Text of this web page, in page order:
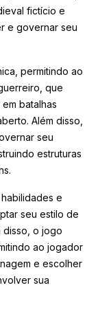
fictício e
e governar seu
permitindo ao
que
batalhas
Além disso,
seu
estruturas
e
seu estilo de
disso, o jogo
ao jogador
e escolher
sua